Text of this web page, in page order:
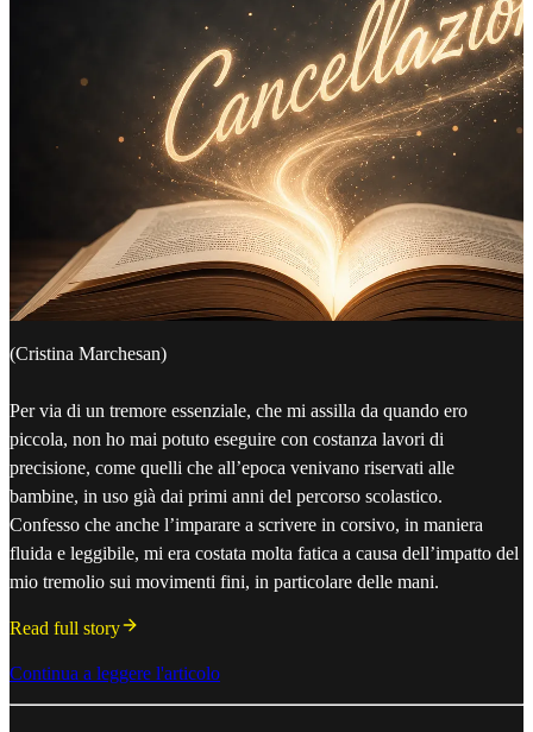
(Cristina Marchesan)
Per via di un tremore essenziale, che mi assilla da quando ero
piccola, non ho mai potuto eseguire con costanza lavori di
precisione, come quelli che all’epoca venivano riservati alle
bambine, in uso già dai primi anni del percorso scolastico.
Confesso che anche l’imparare a scrivere in corsivo, in maniera
fluida e leggibile, mi era costata molta fatica a causa dell’impatto del
mio tremolio sui movimenti fini, in particolare delle mani.
Read full story
Continua a leggere l'articolo